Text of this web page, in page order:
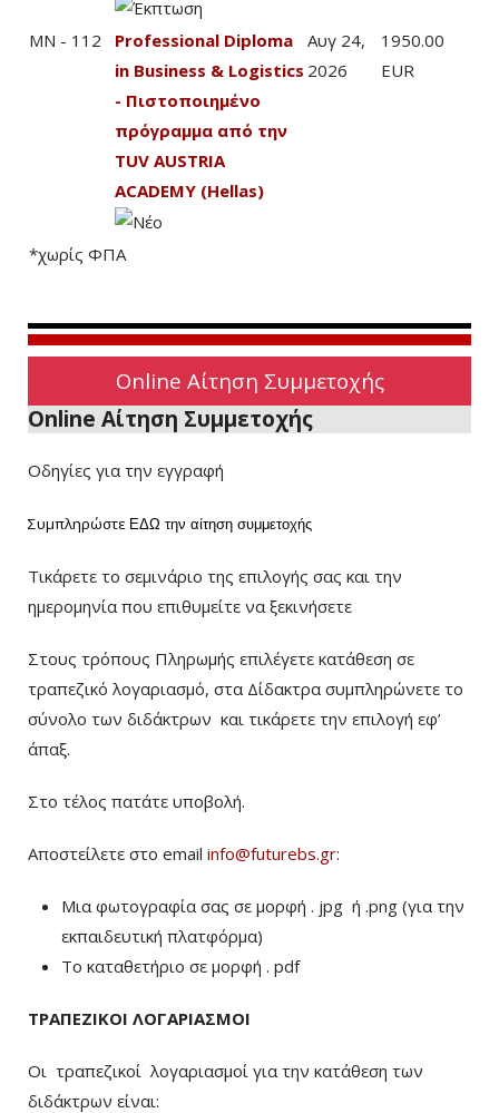
MN - 112
Professional Diploma
in Business & Logistics
- Πιστοποιημένο
πρόγραμμα από την
TUV AUSTRIA
ACADEMY (Hellas)
Αυγ 24,
2026
1950.00
EUR
*χωρίς ΦΠΑ
Online Αίτηση Συμμετοχής
Online Αίτηση Συμμετοχής
Οδηγίες για την εγγραφή
Συμπληρώστε ΕΔΩ την αίτηση συμμετοχής
Τικάρετε το σεμινάριο της επιλογής σας και την
ημερομηνία που επιθυμείτε να ξεκινήσετε
Στους τρόπους Πληρωμής επιλέγετε κατάθεση σε
τραπεζικό λογαριασμό, στα Δίδακτρα συμπληρώνετε το
σύνολο των διδάκτρων και τικάρετε την επιλογή εφ’
άπαξ.
Στο τέλος πατάτε υποβολή.
Αποστείλετε στο email info@futurebs.gr:
Μια φωτογραφία σας σε μορφή . jpg ή .png (για την
εκπαιδευτική πλατφόρμα)
To καταθετήριο σε μορφή . pdf
ΤΡΑΠΕΖΙΚΟΙ ΛΟΓΑΡΙΑΣΜΟΙ
Οι τραπεζικοί λογαριασμοί για την κατάθεση των
διδάκτρων είναι: